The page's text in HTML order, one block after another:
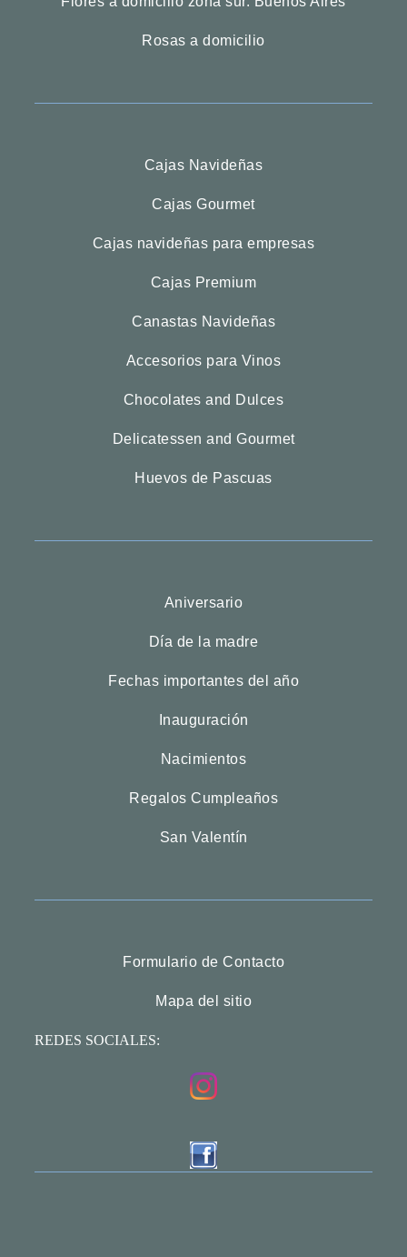
Rosas a domicilio
Cajas Navideñas
Cajas Gourmet
Cajas navideñas para empresas
Cajas Premium
Canastas Navideñas
Accesorios para Vinos
Chocolates and Dulces
Delicatessen and Gourmet
Huevos de Pascuas
Aniversario
Día de la madre
Fechas importantes del año
Inauguración
Nacimientos
Regalos Cumpleaños
San Valentín
Formulario de Contacto
Mapa del sitio
REDES SOCIALES: